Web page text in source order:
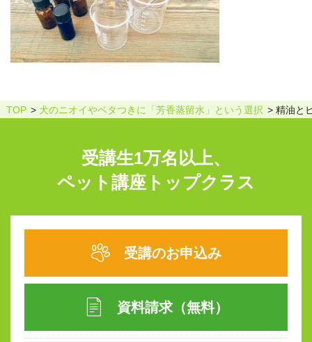
TOP 犬のニオイやベタつきに「芳香蒸留水」という選択 精油と
受講生1万名以上、
ペット講座トップクラス
受講のお申込み
資料請求（無料）